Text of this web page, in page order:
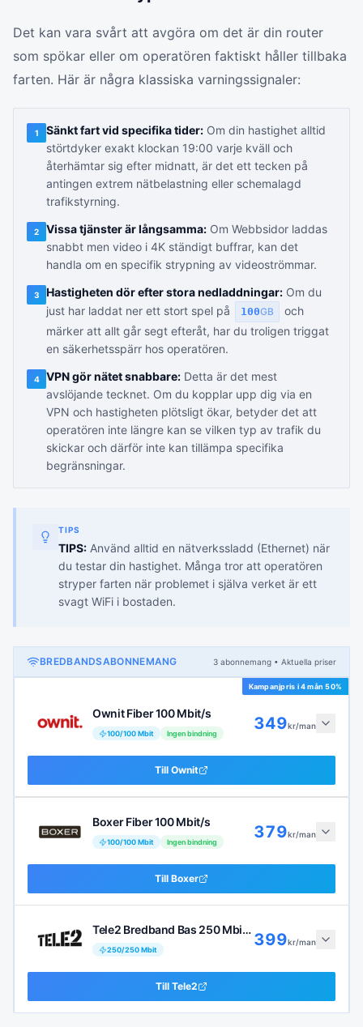
Det kan vara svårt att avgöra om det är din router
som spökar eller om operatören faktiskt håller tillbaka
farten. Här är några klassiska varningssignaler:
1 Sänkt fart vid specifika tider: Om din hastighet alltid
störtdyker exakt klockan 19:00 varje kväll och
återhämtar sig efter midnatt, är det ett tecken på
antingen extrem nätbelastning eller schemalagd
trafikstyrning.
2 Vissa tjänster är långsamma: Om Webbsidor laddas
snabbt men video i 4K ständigt buffrar, kan det
handla om en specifik strypning av videoströmmar.
3 Hastigheten dör efter stora nedladdningar: Om du
just har laddat ner ett stort spel på
100GB
och
märker att allt går segt efteråt, har du troligen triggat
en säkerhetsspärr hos operatören.
4 VPN gör nätet snabbare: Detta är det mest
avslöjande tecknet. Om du kopplar upp dig via en
VPN och hastigheten plötsligt ökar, betyder det att
operatören inte längre kan se vilken typ av trafik du
skickar och därför inte kan tillämpa specifika
begränsningar.
TIPS
TIPS: Använd alltid en nätverkssladd (Ethernet) när
du testar din hastighet. Många tror att operatören
stryper farten när problemet i själva verket är ett
svagt WiFi i bostaden.
BREDBANDSABONNEMANG 3 abonnemang • Aktuella priser
Kampanjpris i4 mån 50%
Ownit Fiber 100 Mbit/s
100/100Mbit Ingen bindning
349kr/man
Till Ownit
Boxer Fiber 100 Mbit/s
100/100Mbit Ingen bindning
379kr/man
Till Boxer
Tele2 Bredband Bas 250 Mbit/s
250/250Mbit
399kr/man
Till Tele2